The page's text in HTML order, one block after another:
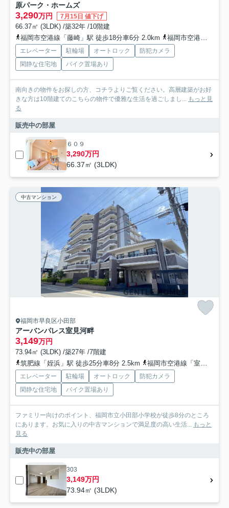
原パーク・ホームズ
3,290万円 7月15日 値下げ
66.37㎡ (3LDK) /築32年 /10階建
福岡市空港線「藤崎」駅 徒歩18分車6分 2.0km
福岡市空港線「西新」駅 徒歩30分車11分 2.7km
エレベーター 駐輪場 オートロック
防犯カメラ
閑静な住宅地
バイク置場あり
南向きの物件をお探しの方、コチラよりご覧ください。高層建築がお好
きな方は10階建てのこちらの物件で優雅な生活を過ごしまし... もっと見
る
販売中の部屋
６０９
3,290万円
66.37㎡ (3LDK)
中古マンション
福岡市早良区小田部
アーバンパレス室見河畔
3,149万円
73.94㎡ (3LDK) /築27年 /7階建
筑肥線「姪浜」駅 徒歩25分車8分 2.5km
福岡市空港線「室見」駅 徒歩25分車6分 2.4km
エレベーター 駐輪場 オートロック
防犯カメラ
閑静な住宅地
バイク置場あり
ファミリー向けのポイント、福岡市立小田部小学校が徒歩8分のところ
にあります。お気に入りの中古マンションで満足度の高い生活... もっと
見る
販売中の部屋
303
3,149万円
73.94㎡ (3LDK)